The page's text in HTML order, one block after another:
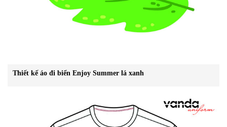
Thiết kế áo đi biển Enjoy Summer lá xanh